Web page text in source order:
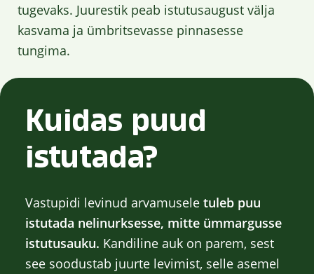
tugevaks. Juurestik peab istutusaugust välja
kasvama ja ümbritsevasse pinnasesse
tungima.
Kuidas puud
istutada?
Vastupidi levinud arvamusele tuleb puu
istutada nelinurksesse, mitte ümmargusse
istutusauku. Kandiline auk on parem, sest
see soodustab juurte levimist, selle asemel